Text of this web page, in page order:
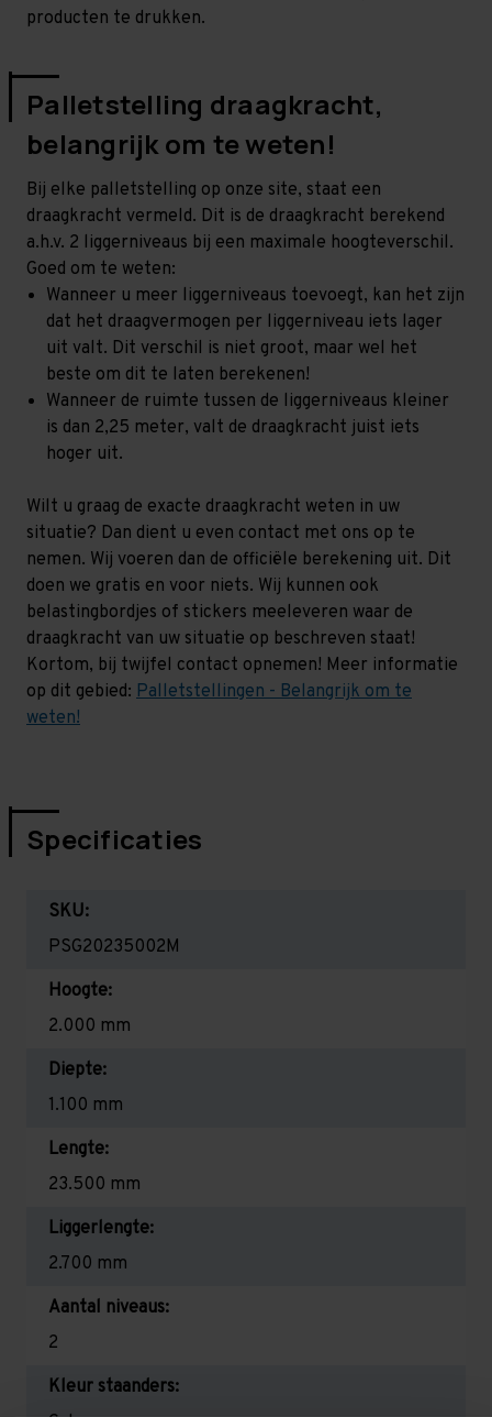
producten te drukken.
Palletstelling draagkracht,
belangrijk om te weten!
Bij elke palletstelling op onze site, staat een
draagkracht vermeld. Dit is de draagkracht berekend
a.h.v. 2 liggerniveaus bij een maximale hoogteverschil.
Goed om te weten:
Wanneer u meer liggerniveaus toevoegt, kan het zijn
dat het draagvermogen per liggerniveau iets lager
uit valt. Dit verschil is niet groot, maar wel het
beste om dit te laten berekenen!
Wanneer de ruimte tussen de liggerniveaus kleiner
is dan 2,25 meter, valt de draagkracht juist iets
hoger uit.
Wilt u graag de exacte draagkracht weten in uw
situatie? Dan dient u even contact met ons op te
nemen. Wij voeren dan de officiële berekening uit. Dit
doen we gratis en voor niets. Wij kunnen ook
belastingbordjes of stickers meeleveren waar de
draagkracht van uw situatie op beschreven staat!
Kortom, bij twijfel contact opnemen! Meer informatie
op dit gebied: Palletstellingen - Belangrijk om te
weten!
Specificaties
SKU:
PSG20235002M
Hoogte:
2.000 mm
Diepte:
1.100 mm
Lengte:
23.500 mm
Liggerlengte:
2.700 mm
Aantal niveaus:
2
Kleur staanders: